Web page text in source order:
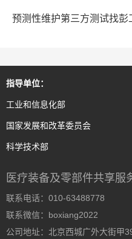
预测性维护第三方测试找彭
指导单位：
工业和信息化部
国家发展和改革委员会
科学技术部
医疗装备及零部件共享服
联系电话：010-63488778
联系微信：boxiang2022
公司地址：北京西城广外大街甲